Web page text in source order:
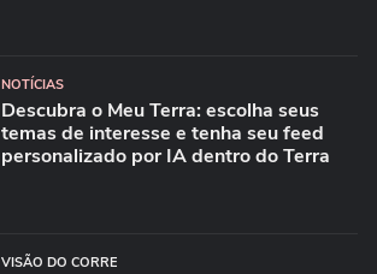
NOTÍCIAS
Descubra o Meu Terra: escolha seus
temas de interesse e tenha seu feed
personalizado por IA dentro do Terra
VISÃO DO CORRE